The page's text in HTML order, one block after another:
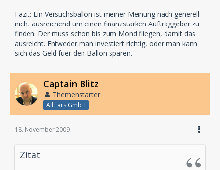
Fazit: Ein Versuchsballon ist meiner Meinung nach generell
nicht ausreichend um einen finanzstarken Auftraggeber zu
finden. Der muss schon bis zum Mond fliegen, damit das
ausreicht. Entweder man investiert richtig, oder man kann
sich das Geld fuer den Ballon sparen.
Captain Blitz
Themenstarter
All Ears GmbH
18. November 2009
Zitat